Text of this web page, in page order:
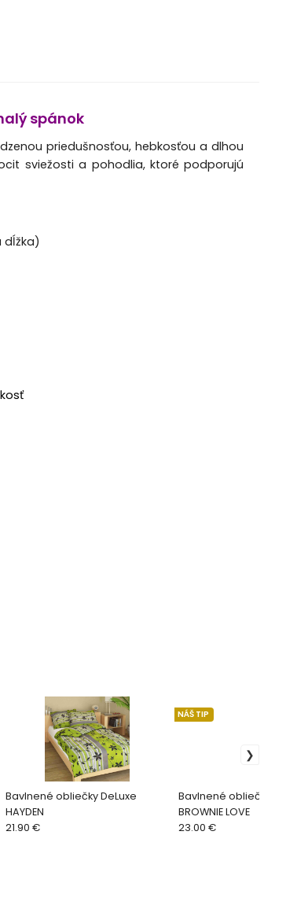
spánok
priedušnosťou, hebkosťou a dlhou
sviežosti a pohodlia, ktoré podporujú
dĺžka)
Bavlnené obliečky DeLuxe
HAYDEN
21.90 €
Bavlnené obliečky
BROWNIE LOVE
NÁŠ TIP
23.00 €